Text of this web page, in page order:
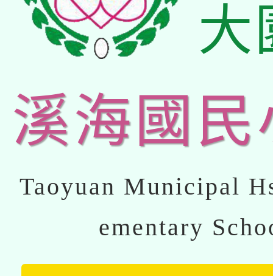
大
溪海國民
Taoyuan Municipal
ementary